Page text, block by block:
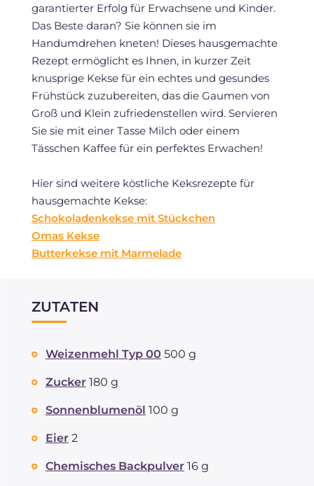
garantierter Erfolg für Erwachsene und Kinder.
Das Beste daran? Sie können sie im
Handumdrehen kneten! Dieses hausgemachte
Rezept ermöglicht es Ihnen, in kurzer Zeit
knusprige Kekse für ein echtes und gesundes
Frühstück zuzubereiten, das die Gaumen von
Groß und Klein zufriedenstellen wird. Servieren
Sie sie mit einer Tasse Milch oder einem
Tässchen Kaffee für ein perfektes Erwachen!
Hier sind weitere köstliche Keksrezepte für
hausgemachte Kekse:
Schokoladenkekse mit Stückchen
Omas Kekse
Butterkekse mit Marmelade
ZUTATEN
Weizenmehl Typ 00 500 g
Zucker 180 g
Sonnenblumenöl 100 g
Eier 2
Chemisches Backpulver 16 g